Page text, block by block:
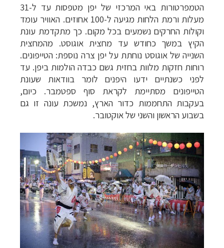
הטמפרטורות באי המרכזי של יפן מטפסות עד ל-31
מעלות ורמת הלחות מגיעה ל-100 אחוזים. האוויר עומד
וקולות החרקים נשמעים בכל מקום. כך מתקדמת עונת
הקיץ במשך כחודש עד מחצית אוגוסט. מהמחצית
השנייה של אוגוסט נוחתת על יפן צרה נוספת: הטייפונים.
רוחות חזקות מלוות בחזית גשם כבדה הולמות ביפן. עד
לפני כשנתיים ידעו היפנים לומר בוודאות שעונת
הטייפונים מסתיימת לקראת סוף ספטמבר. כיום,
בעקבות התחממות כדור הארץ, נמשכת עונה זו גם
בשבוע הראשון והשני של אוקטובר.